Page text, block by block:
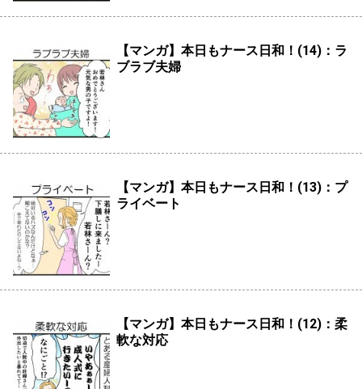
【マンガ】本日もナース日和！(14)：ラ
ブラブ夫婦
【マンガ】本日もナース日和！(13)：プ
ライベート
【マンガ】本日もナース日和！(12)：柔
軟な対応